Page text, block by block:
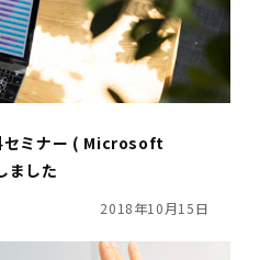
ミナー ( Microsoft
ました
2018年10月15日